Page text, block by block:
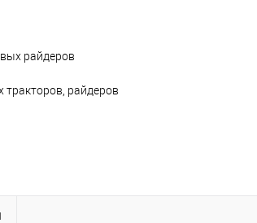
райдеров
тракторов, райдеров